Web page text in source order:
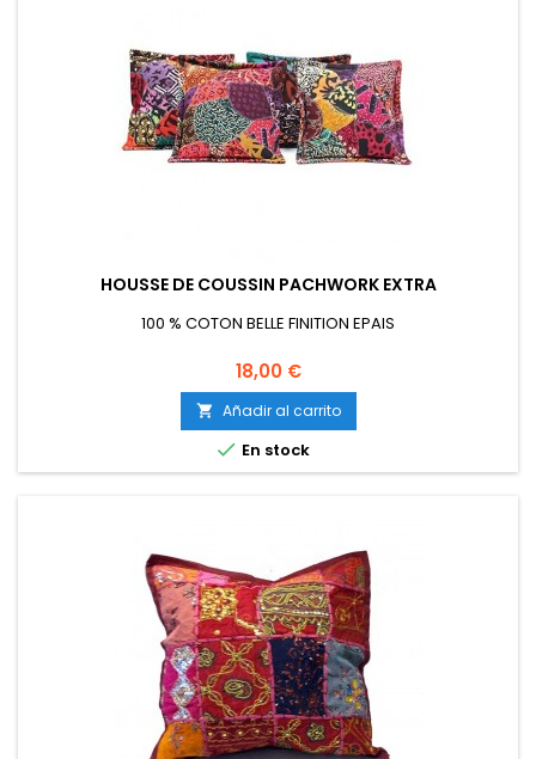
HOUSSE DE COUSSIN PACHWORK EXTRA
100 % COTON BELLE FINITION EPAIS
Precio
18,00 €
 Añadir al carrito
 En stock